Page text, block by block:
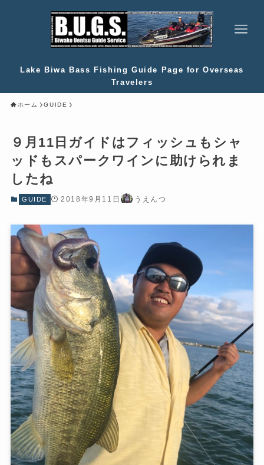
Lake Biwa Bass Fishing Guide Page for Overseas
Travelers
ホーム GUIDE
９月11日ガイドはフィッシュもシャ
ッドもスパークワインに助けられま
したね
GUIDE 2018年9月11日 うえんつ